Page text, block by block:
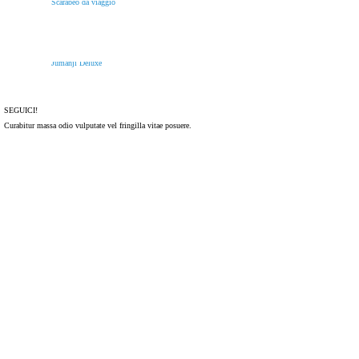
Jumanji Deluxe
SEGUICI!
Curabitur massa odio vulputate vel fringilla vitae posuere.